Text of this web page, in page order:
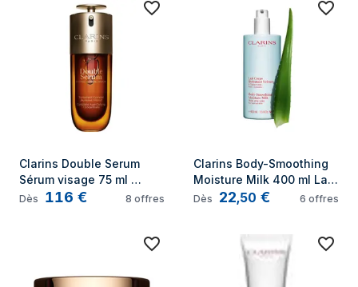
Clarins Double Serum
Sérum visage 75 ml
Femmes
Dès 116 € 8 offres
Clarins Body-Smoothing
Moisture Milk 400 ml Lait
Unisexe
Dès 22,50 € 6 offres